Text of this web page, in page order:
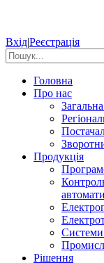
Вхід|Реєстрація
Головна
Про нас
Продукція
Системи
Рішення